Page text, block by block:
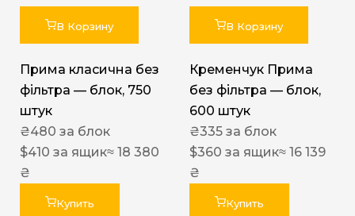
В Корзину
Прима класична без
фільтра — блок, 750
штук
₴480 за блок
$410 за ящик≈ 18 380
₴
Купить
В Корзину
Кременчук Прима
без фільтра — блок,
600 штук
₴335 за блок
$360 за ящик≈ 16 139
₴
Купить